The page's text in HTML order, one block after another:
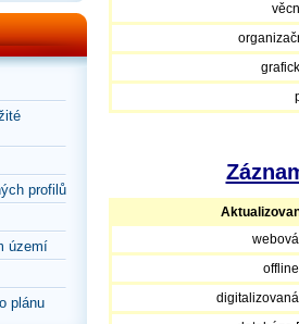
profilů
území
plánu